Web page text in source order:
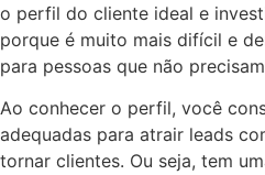
o perfil do cliente ideal e
porque é muito mais difícil e
para pessoas que não
Ao conhecer o perfil, você
adequadas para atrair leads
tornar clientes. Ou seja, tem